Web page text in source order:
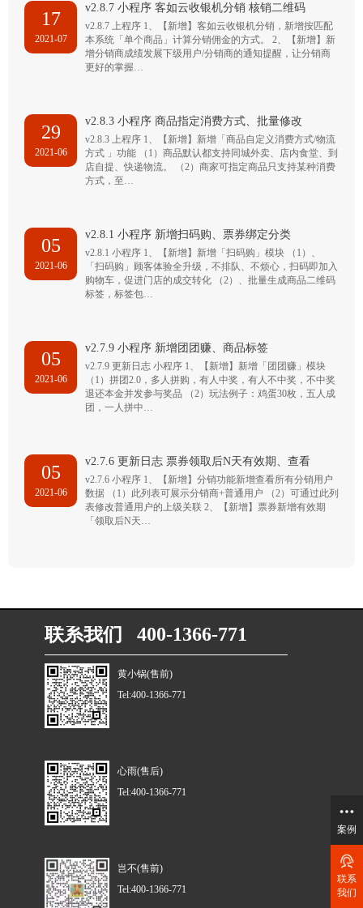
17
2021-07
v2.8.7 小程序 客如云收银机分销 核销二维码
v2.8.7 上程序 1、【新增】客如云收银机分销，新增按匹配
本系统「单个商品」计算分销佣金的方式。 2、【新增】新
增分销商成绩发展下级用户/分销商的通知提醒，让分销商
更好的掌握…
29
2021-06
v2.8.3 小程序 商品指定消费方式、批量修改
v2.8.3 上程序 1、【新增】新增「商品自定义消费方式/物流
方式 」功能 （1）商品默认都支持同城外卖、店内食堂、到
店自提、快递物流。 （2）商家可指定商品只支持某种消费
方式，至…
05
2021-06
v2.8.1 小程序 新增扫码购、票券绑定分类
v2.8.1 小程序 1、【新增】新增「扫码购」模块 （1）、
「扫码购」顾客体验全升级，不排队、不烦心，扫码即加入
购物车，促进门店的成交转化 （2）、批量生成商品二维码
标签，标签包…
05
2021-06
v2.7.9 小程序 新增团团赚、商品标签
v2.7.9 更新日志 小程序 1、【新增】新增「团团赚」模块
（1）拼团2.0，多人拼购，有人中奖，有人不中奖，不中奖
退还本金并发参与奖品 （2）玩法例子：鸡蛋30枚，五人成
团，一人拼中…
05
2021-06
v2.7.6 更新日志 票券领取后N天有效期、查看
v2.7.6 小程序 1、【新增】分销功能新增查看所有分销用户
数据 （1）此列表可展示分销商+普通用户 （2）可通过此列
表修改普通用户的上级关联 2、【新增】票券新增有效期
「领取后N天…
联系我们 400-1366-771
黄小锅(售前)
Tel:400-1366-771
心雨(售后)
Tel:400-1366-771
岂不(售前)
Tel:400-1366-771
案例
联系
我们